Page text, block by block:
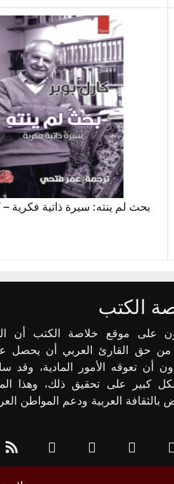
بحث لم ينته: سيرة ذاتية فكرية –
الكتب
على موقع خلاصة الكتب أن
من حق القارئ العربي أن يحصل
أن تعوقه الأمور المادية، وقد
كبير على تحقيق ذلك، وهذا
بالثقافة العربية ودعم المواطن